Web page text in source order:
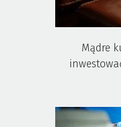
Mądre